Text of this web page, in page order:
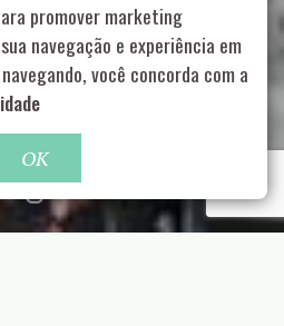
São Paulo – SP | 55 11
para continar
promover marketing
navegação e experiência em
você concorda com a
OK